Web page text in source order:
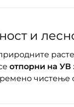
и
отпорни на УВ
чистење